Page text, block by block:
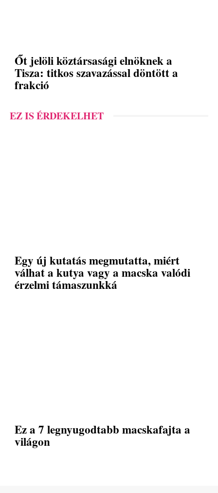
Őt jelöli köztársasági elnöknek a
Tisza: titkos szavazással döntött a
frakció
EZ IS ÉRDEKELHET
Egy új kutatás megmutatta, miért
válhat a kutya vagy a macska valódi
érzelmi támaszunkká
Ez a 7 legnyugodtabb macskafajta a
világon